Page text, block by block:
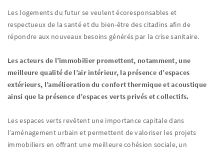
Les logements du futur se veulent écoresponsables et
respectueux de la santé et du bien-être des citadins afin de
répondre aux nouveaux besoins générés par la crise sanitaire.
Les acteurs de l’immobilier promettent, notamment, une
meilleure qualité de l’air intérieur, la présence d’espaces
extérieurs, l’amélioration du confort thermique et acoustique
ainsi que la présence d’espaces verts privés et collectifs.
Les espaces verts revêtent une importance capitale dans
l’aménagement urbain et permettent de valoriser les projets
immobiliers en offrant une meilleure cohésion sociale, un